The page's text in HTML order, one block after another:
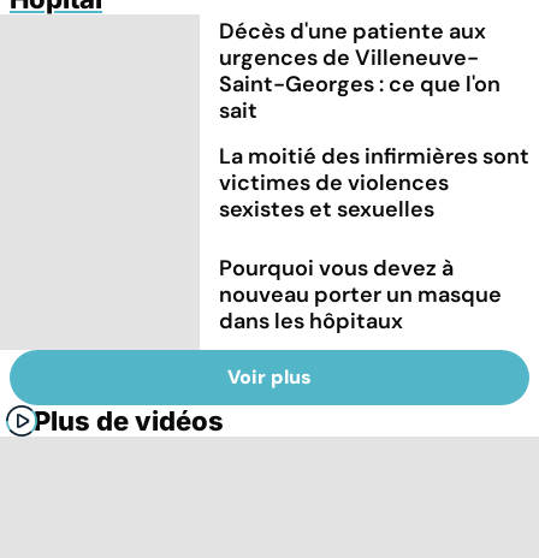
Décès d'une patiente aux
urgences de Villeneuve-
Saint-Georges : ce que l'on
sait
La moitié des infirmières sont
victimes de violences
sexistes et sexuelles
Pourquoi vous devez à
nouveau porter un masque
dans les hôpitaux
Voir plus
Plus de vidéos